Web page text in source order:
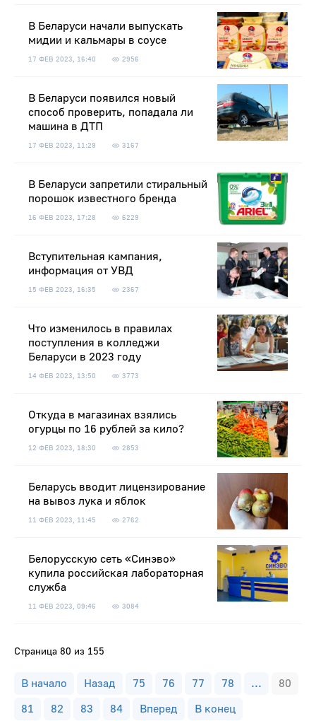
В Беларуси начали выпускать
мидии и кальмары в соусе
17 ФЕВ 2023, 16:40 2956
В Беларуси появился новый
способ проверить, попадала ли
машина в ДТП
17 ФЕВ 2023, 11:29 3167
В Беларуси запретили стиральный
порошок известного бренда
16 ФЕВ 2023, 17:28 6229
Вступительная кампания,
информация от УВД
15 ФЕВ 2023, 16:35 2367
Что изменилось в правилах
поступления в колледжи
Беларуси в 2023 году
14 ФЕВ 2023, 13:50 3773
Откуда в магазинах взялись
огурцы по 16 рублей за кило?
12 ФЕВ 2023, 18:30 2853
Беларусь вводит лицензирование
на вывоз лука и яблок
11 ФЕВ 2023, 11:45 2762
Белорусскую сеть «Синэво»
купила российская лабораторная
служба
11 ФЕВ 2023, 09:46 3084
Страница 80 из 155
В начало Назад 75 76 77 78 ...
80
81
82 83 84 Вперед В конец